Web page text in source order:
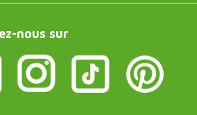
nous sur